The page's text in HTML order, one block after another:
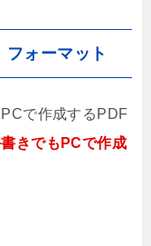
フォーマット
で作成するPDF
きでもPCで作成